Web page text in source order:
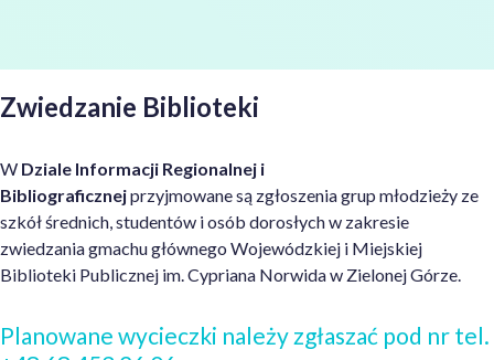
Zwiedzanie Biblioteki
W Dziale Informacji Regionalnej i
Bibliograficznejprzyjmowane są zgłoszenia grup młodzieży ze
szkół średnich, studentów i osób dorosłych w zakresie
zwiedzania gmachu głównego Wojewódzkiej i Miejskiej
Biblioteki Publicznej im. Cypriana Norwida w Zielonej Górze.
Planowane wycieczki należy zgłaszać pod nr tel.